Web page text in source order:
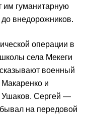
им гуманитарную
внедорожников.
операции в
села Мекеги
военный
и
Ушаков. Сергей —
на передовой